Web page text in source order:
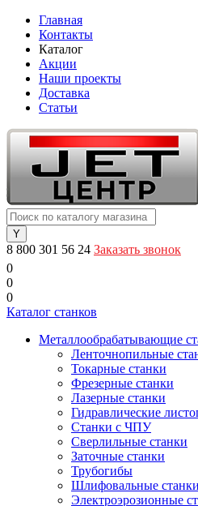
Главная
Контакты
Каталог
Акции
Наши проекты
Доставка
Статьи
8 800 301 56 24 Заказать звонок
0
0
0
Каталог станков
Металлообрабатывающие
Ленточнопильные
Токарные станки
Фрезерные станки
Лазерные станки
Гидравлические
Станки с ЧПУ
Сверлильные станки
Заточные станки
Трубогибы
Шлифовальные станки
Электроэрозионные